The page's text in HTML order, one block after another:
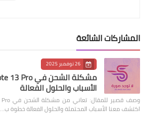
المشاركات الشائعة
26 نوفمبر 2025
الأسباب والحلول الفعالة
اكتشف معنا الأسباب المحتملة والحلول الفعالة خطوة ب…